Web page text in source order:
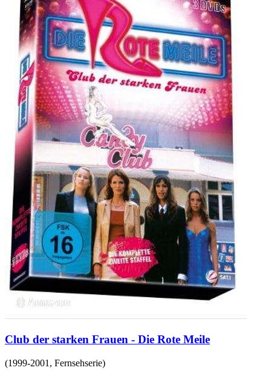
Club der starken Frauen - Die Rote Meile
(1999-2001 , Fernsehserie)